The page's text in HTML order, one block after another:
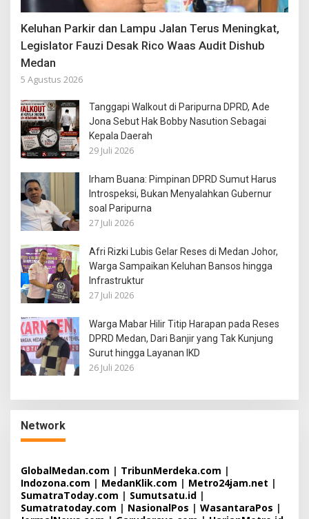
Keluhan Parkir dan Lampu Jalan Terus Meningkat,
Legislator Fauzi Desak Rico Waas Audit Dishub
Medan
5 Agustus 2026
Tanggapi Walkout di Paripurna DPRD, Ade
Jona Sebut Hak Bobby Nasution Sebagai
Kepala Daerah
29 Juli 2026
Irham Buana: Pimpinan DPRD Sumut Harus
Introspeksi, Bukan Menyalahkan Gubernur
soal Paripurna
27 Juli 2026
Afri Rizki Lubis Gelar Reses di Medan Johor,
Warga Sampaikan Keluhan Bansos hingga
Infrastruktur
27 Juli 2026
Warga Mabar Hilir Titip Harapan pada Reses
DPRD Medan, Dari Banjir yang Tak Kunjung
Surut hingga Layanan IKD
26 Juli 2026
Network
GlobalMedan.com | TribunMerdeka.com |
Indozona.com | MedanKlik.com | Metro24jam.net |
SumatraToday.com | Sumutsatu.id |
Sumatratoday.com | NasionalPos | WasantaraPos |